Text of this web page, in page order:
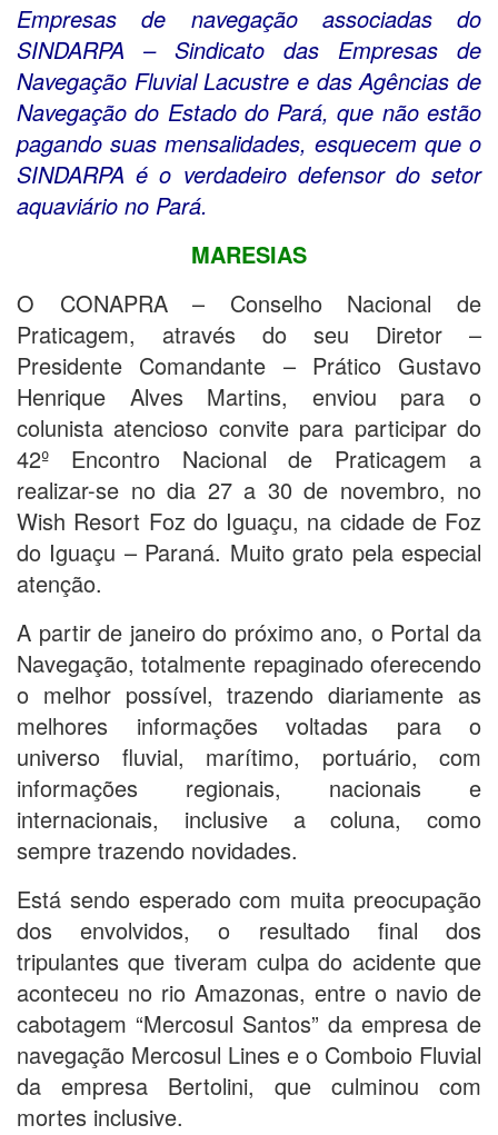
Empresas de navegação associadas do
SINDARPA – Sindicato das Empresas de
Navegação Fluvial Lacustre e das Agências de
Navegação do Estado do Pará, que não estão
pagando suas mensalidades, esquecem que o
SINDARPA é o verdadeiro defensor do setor
aquaviário no Pará.
MARESIAS
O CONAPRA – Conselho Nacional de
Praticagem, através do seu Diretor –
Presidente Comandante – Prático Gustavo
Henrique Alves Martins, enviou para o
colunista atencioso convite para participar do
42º Encontro Nacional de Praticagem a
realizar-se no dia 27 a 30 de novembro, no
Wish Resort Foz do Iguaçu, na cidade de Foz
do Iguaçu – Paraná. Muito grato pela especial
atenção.
A partir de janeiro do próximo ano, o Portal da
Navegação, totalmente repaginado oferecendo
o melhor possível, trazendo diariamente as
melhores informações voltadas para o
universo fluvial, marítimo, portuário, com
informações regionais, nacionais e
internacionais, inclusive a coluna, como
sempre trazendo novidades.
Está sendo esperado com muita preocupação
dos envolvidos, o resultado final dos
tripulantes que tiveram culpa do acidente que
aconteceu no rio Amazonas, entre o navio de
cabotagem “Mercosul Santos” da empresa de
navegação Mercosul Lines e o Comboio Fluvial
da empresa Bertolini, que culminou com
mortes inclusive.